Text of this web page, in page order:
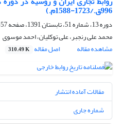
996ق./1723-1588م.)
دوره 13، شماره 51، تابستان 1391، صفحه
57-78
محمد علی رنجبر، علی توکلیان، احمد موسوی
مشاهده مقاله
اصل مقاله 310.49 K
مقالات آماده انتشار
شماره جاری